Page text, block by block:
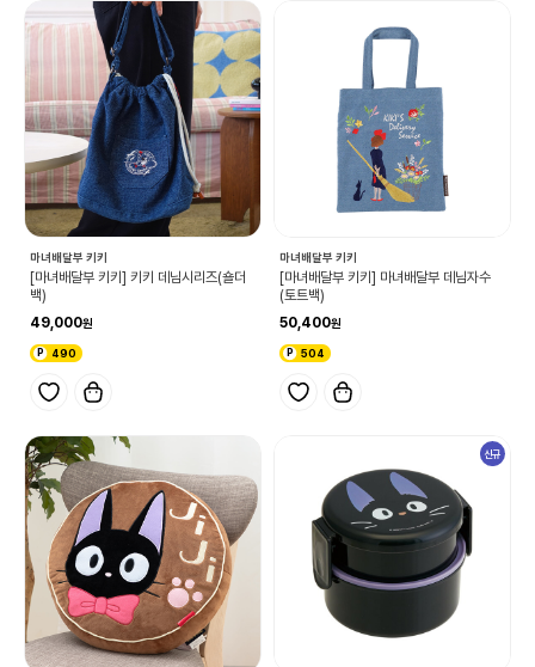
마녀배달부 키키
[마녀배달부 키키] 키키 데님시리즈(숄더
백)
49,000
490
마녀배달부 키키
[마녀배달부 키키] 마녀배달부 데님자수
(토트백)
50,400
504
신규